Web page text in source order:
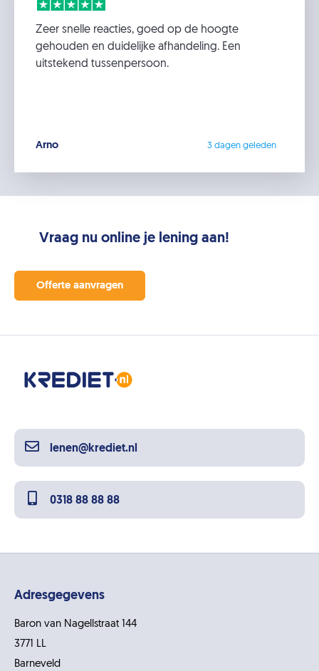
Zeer snelle reacties, goed op de hoogte
gehouden en duidelijke afhandeling. Een
uitstekend tussenpersoon.
Arno 3 dagen geleden
Vraag nu online je lening aan!
Offerte aanvragen
lenen@krediet.nl
0318 88 88 88
Adresgegevens
Baron van Nagellstraat 144
3771 LL
Barneveld